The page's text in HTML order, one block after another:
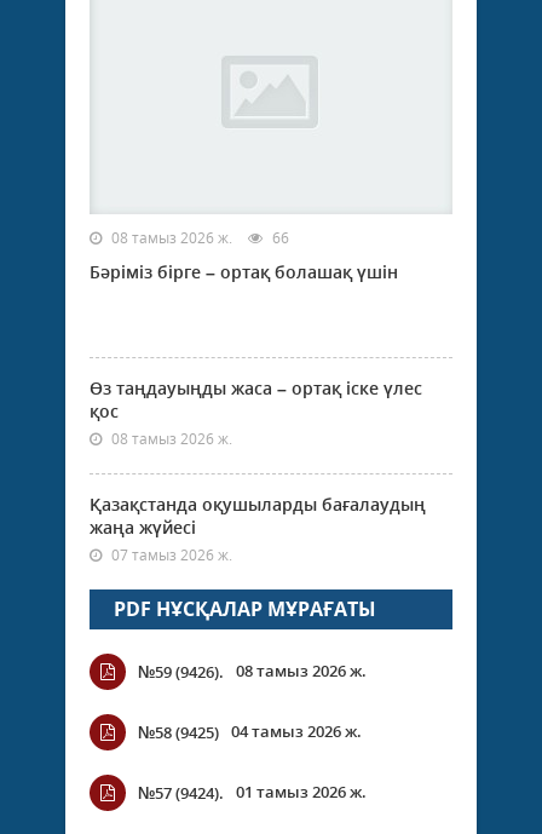
08 тамыз 2026 ж. 66
Бәріміз бірге – ортақ болашақ үшін
Өз таңдауыңды жаса – ортақ іске үлес
қос
08 тамыз 2026 ж.
Қазақстанда оқушыларды бағалаудың
жаңа жүйесі
07 тамыз 2026 ж.
PDF НҰСҚАЛАР МҰРАҒАТЫ
№59 (9426). 08 тамыз 2026 ж.
№58 (9425) 04 тамыз 2026 ж.
№57 (9424). 01 тамыз 2026 ж.